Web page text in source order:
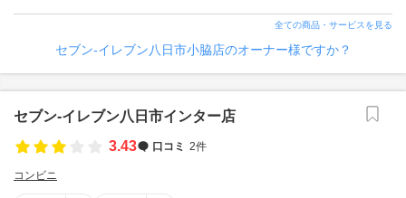
全ての商品・サービスを見る
セブン‐イレブン八日市小脇店のオーナー様ですか？
セブン‐イレブン八日市インター店
3.43
口コミ 2件
コンビニ